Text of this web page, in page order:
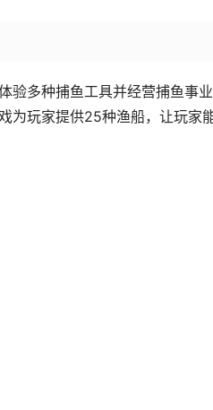
验多种捕鱼工具并经营捕鱼事
为玩家提供25种渔船，让玩家